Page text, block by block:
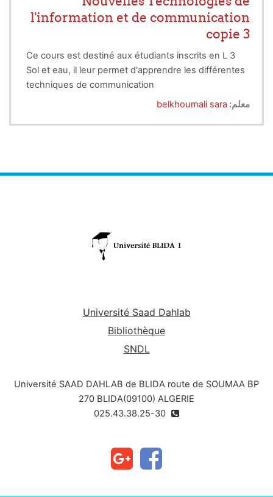
l'information et de communication
copie 3
Ce cours est destiné aux étudiants inscrits en L 3
Sol et eau, il leur permet d'apprendre les différentes
techniques de communication
معلم: belkhoumali sara
Université Saad Dahlab
Bibliothèque
SNDL
Université SAAD DAHLAB de BLIDA route de SOUMAA BP
270 BLIDA(09100) ALGERIE